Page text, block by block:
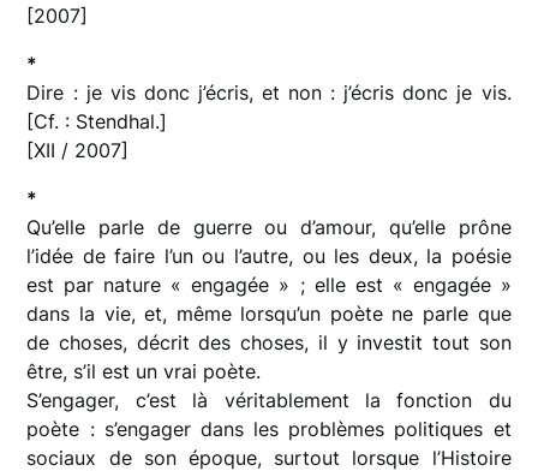
[2007]
*
Dire : je vis donc j’écris, et non : j’écris donc je vis.
[Cf. : Stendhal.]
[XII / 2007]
*
Qu’elle parle de guerre ou d’amour, qu’elle prône
l’idée de faire l’un ou l’autre, ou les deux, la poésie
est par nature « engagée » ; elle est « engagée »
dans la vie, et, même lorsqu’un poète ne parle que
de choses, décrit des choses, il y investit tout son
être, s’il est un vrai poète.
S’engager, c’est là véritablement la fonction du
poète : s’engager dans les problèmes politiques et
sociaux de son époque, surtout lorsque l’Histoire